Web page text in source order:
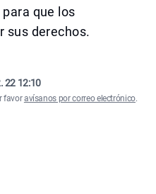
que los
sus derechos.
22 12:10
favoravísanos por correo electrónico.